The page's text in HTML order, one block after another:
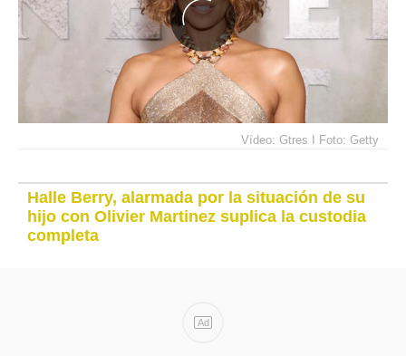
Vídeo: Gtres I Foto: Getty
Halle Berry, alarmada por la situación de su
hijo con Olivier Martinez suplica la custodia
completa
Ad